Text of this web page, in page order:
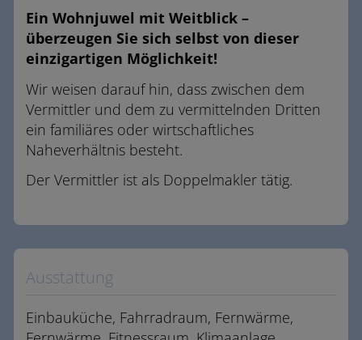
Ein Wohnjuwel mit Weitblick –
überzeugen Sie sich selbst von dieser
einzigartigen Möglichkeit!
Wir weisen darauf hin, dass zwischen dem
Vermittler und dem zu vermittelnden Dritten
ein familiäres oder wirtschaftliches
Naheverhältnis besteht.
Der Vermittler ist als Doppelmakler tätig.
Ausstattung
Einbauküche Fahrradraum Fernwärme